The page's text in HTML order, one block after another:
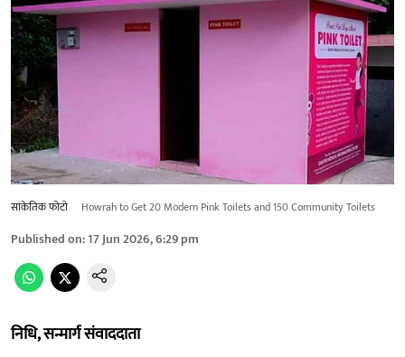
सांकेतिक फोटो Howrah to Get 20 Modern Pink Toilets and 150 Community Toilets
Published on:17 Jun 2026, 6:29 pm
निधि, सन्मार्ग संवाददाता